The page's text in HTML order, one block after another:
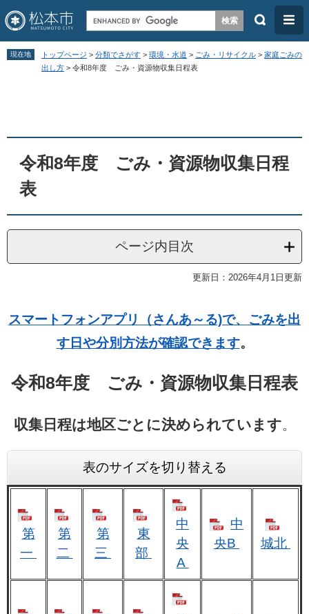
ペ
メ
へ
検
メ
ニ
ュ
現在地 トップページ > 分類でさがす > 環境・水道 > ごみ・リサイクル > 家庭ごみの
出し方 > 令和8年度 ごみ・資源物収集日程表
令和8年度 ごみ・資源物収集日程
表
ページ内目次
更新日：2026年4月1日更新
スマートフォンアプリ（さんあ～る)で、ごみを出
す日や分別方法が確認できます。​
令和8年度 ごみ・資源物収集日程表
収集日程は地区ごとに決められています。​
表のサイズを切り替える
第
一
第
二
第
三
東
部
中
央
A
中
央B
城北